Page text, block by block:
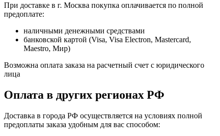
При доставке в г. Москва покупка оплачивается по полной
предоплате:
наличными денежными средствами
банковской картой (Visa, Visa Electron, Mastercard,
Maestro, Мир)
Возможна оплата заказа на расчетный счет с юридического
лица
Оплата в других регионах РФ
Доставка в города РФ осуществляется на условиях полной
предоплаты заказа удобным для вас способом: